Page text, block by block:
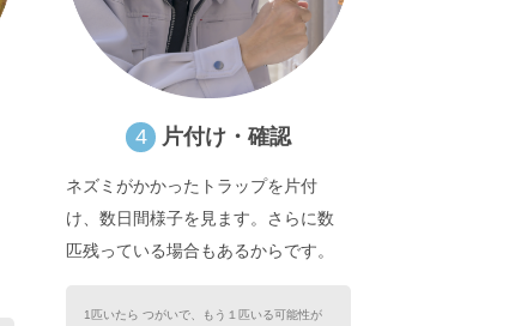
4 片付け・確認
ネズミがかかったトラップを片付
け、数日間様子を見ます。さらに数
匹残っている場合もあるからです。
1匹いたら つがいで、もう１匹いる可能性が